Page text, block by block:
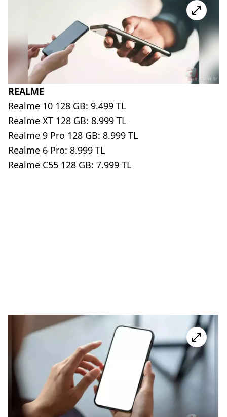
REALME
Realme 10 128 GB: 9.499 TL
Realme XT 128 GB: 8.999 TL
Realme 9 Pro 128 GB: 8.999 TL
Realme 6 Pro: 8.999 TL
Realme C55 128 GB: 7.999 TL